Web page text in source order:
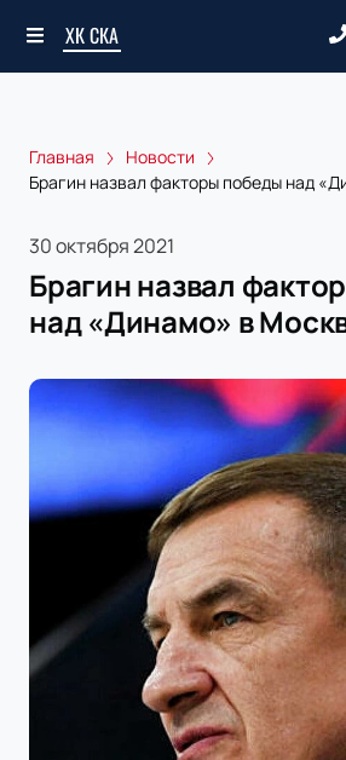
ХК СКА
Главная
Новости
Брагин назвал факторы победы над
30 октября 2021
Брагин назвал
над «Динамо» в